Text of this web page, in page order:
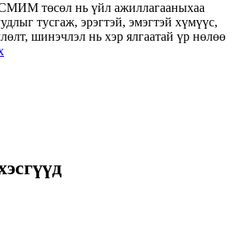
төсөл нь үйл ажиллагааныхаа
тусгаж, эрэгтэй, эмэгтэй хүмүүс,
шинэчлэл нь хэр ялгаатай үр нөлөө